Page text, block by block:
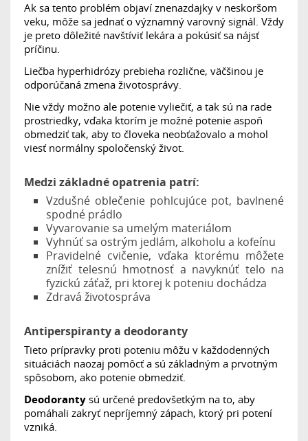
Ak sa tento problém objaví znenazdajky v neskoršom
veku, môže sa jednať o významný varovný signál. Vždy
je preto dôležité navštíviť lekára a pokúsiť sa nájsť
príčinu.
Liečba hyperhidrózy prebieha rozlične, väčšinou je
odporúčaná zmena životosprávy.
Nie vždy možno ale potenie vyliečiť, a tak sú na rade
prostriedky, vďaka ktorím je možné potenie aspoň
obmedziť tak, aby to človeka neobťažovalo a mohol
viesť normálny spoločenský život.
Medzi základné opatrenia patrí:
Vzdušné oblečenie pohlcujúce pot, bavlnené
spodné prádlo
Vyvarovanie sa umelým materiálom
Vyhnúť sa ostrým jedlám, alkoholu a kofeínu
Pravidelné cvičenie, vďaka ktorému môžete
znížiť telesnú hmotnosť a navyknúť telo na
fyzickú záťaž, pri ktorej k poteniu dochádza
Zdravá životospráva
Antiperspiranty a deodoranty
Tieto prípravky proti poteniu môžu v každodenných
situáciách naozaj pomôcť a sú základným a prvotným
spôsobom, ako potenie obmedziť.
Deodoranty sú určené predovšetkým na to, aby
pomáhali zakryť nepríjemný zápach, ktorý pri potení
vzniká.